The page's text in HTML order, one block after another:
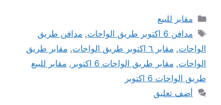
التصنيفات
مقابر للبيع
الوسوم
مدافن 6 اكتوبر طريق الواحات , مدافن طريق
الواحات, مقابر ٦ اكتوبر طريق الواحات , مقابر طريق
الواحات, مقابر طريق الواحات 6 اكتوبر , مقابر للبيع
طريق الواحات 6 اكتوبر
أضف تعليق